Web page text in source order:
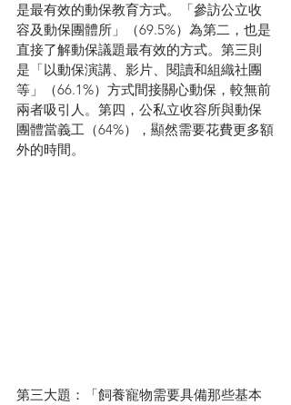
是最有效的動保教育方式。「參訪公立收
容及動保團體所」（69.5%）為第二，也是
直接了解動保議題最有效的方式。第三則
是「以動保演講、影片、閱讀和組織社團
等」（66.1%）方式間接關心動保，較無前
兩者吸引人。第四，公私立收容所與動保
團體當義工（64%），顯然需要花費更多額
外的時間。
第三大題：「飼養寵物需要具備那些基本